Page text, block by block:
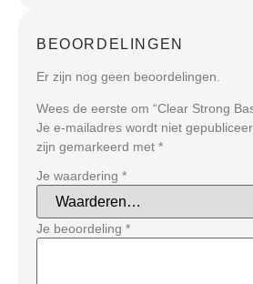
BEOORDELINGEN
Er zijn nog geen beoordelingen.
Wees de eerste om “Clear Strong
Je e-mailadres wordt niet
zijn gemarkeerd met *
Je waardering *
Je beoordeling *